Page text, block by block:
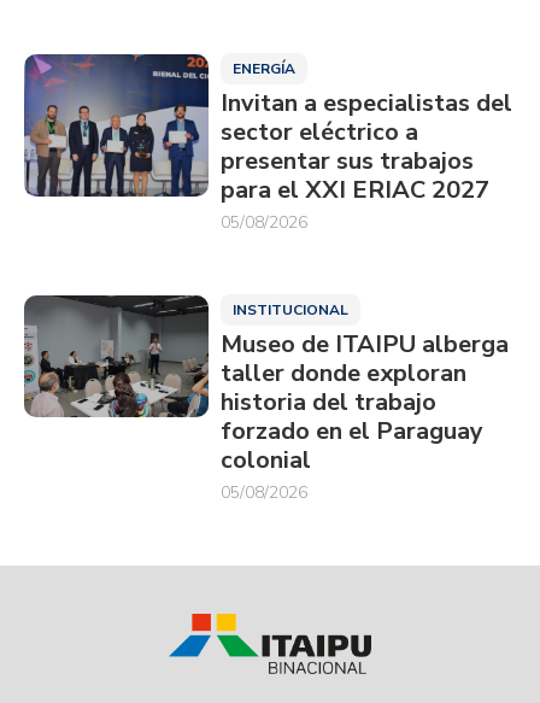
ENERGÍA
Invitan a especialistas del
sector eléctrico a
presentar sus trabajos
para el XXI ERIAC 2027
05/08/2026
INSTITUCIONAL
Museo de ITAIPU alberga
taller donde exploran
historia del trabajo
forzado en el Paraguay
colonial
05/08/2026